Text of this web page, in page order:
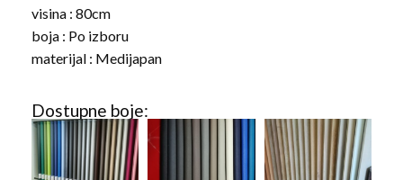
visina : 80cm
boja : Po izboru
materijal : Medijapan
Dostupne boje: